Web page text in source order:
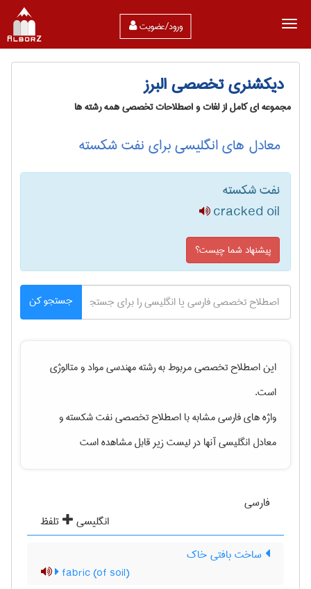
ورود/عضویت
دیکشنری تخصصی البرز
مجموعه ای کامل از لغات و اصطلاحات تخصصی همه رشته ها
معادل های انگلیسی برای نفت شکسته
نفت شکسته
cracked oil
پیشنهاد شما چیست؟
جستجو کن
این اصطلاح تخصصی مربوط به رشتهمهندسی مواد و متالوژی
است.
واژه های فارسی مشابه با اصطلاح تخصصینفت شکستهو
معادل انگلیسی آنها در لیست زیر قابل مشاهده است
فارسی
انگلیسی
تلفظ
ساخت بافتی خاک
(fabric (of soil